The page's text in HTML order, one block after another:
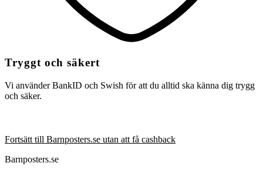
Tryggt och säkert
Vi använder BankID och Swish för att du alltid ska känna dig trygg
och säker.
Fortsätt till Barnposters.se utan att få cashback
Barnposters.se